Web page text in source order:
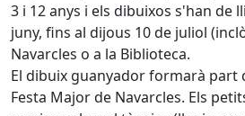
3 i 12 anys i els dibuixos s'han de
juny, fins al dijous 10 de juliol
Navarcles o a la Biblioteca.
El dibuix guanyador formarà part
Festa Major de Navarcles. Els